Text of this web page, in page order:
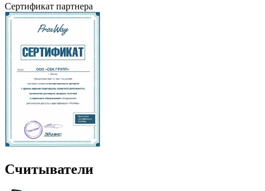
Сертификат партнера
Считыватели